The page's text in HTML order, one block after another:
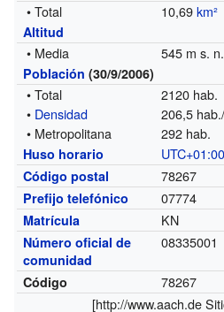
• Total 10,69km²
Altitud
• Media 545 m s.
Población (30/9/2006)
• Total
2120 hab.
• Densidad
206,5
• Metropolitana
292 hab.
Huso horario UTC+01:00
Código postal 78267
Prefijo telefónico 07774
Matrícula KN
Número oficial de
comunidad
08335001
Código
78267
[http://www.aach.de